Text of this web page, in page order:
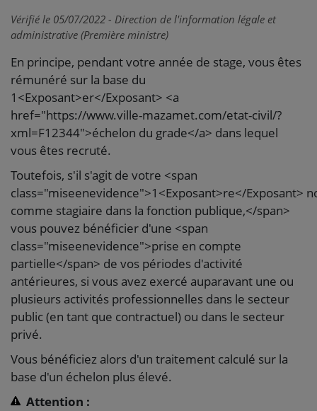
Vérifié le 05/07/2022 - Direction de l'information légale et
administrative (Première ministre)
En principe, pendant votre année de stage, vous êtes
rémunéré sur la base du
1<Exposant>er</Exposant> <a
href="https://www.ville-mazamet.com/etat-civil/?
xml=F12344">échelon du grade</a> dans lequel
vous êtes recruté.
Toutefois, s'il s'agit de votre <span
class="miseenevidence">1<Exposant>re</Exposant>
comme stagiaire dans la fonction publique,</span>
vous pouvez bénéficier d'une <span
class="miseenevidence">prise en compte
partielle</span> de vos périodes d'activité
antérieures, si vous avez exercé auparavant une ou
plusieurs activités professionnelles dans le secteur
public (en tant que contractuel) ou dans le secteur
privé.
Vous bénéficiez alors d'un traitement calculé sur la
base d'un échelon plus élevé.
Attention :